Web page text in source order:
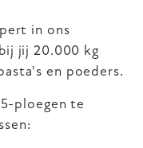
in ons
jij 20.000 kg
en poeders.
ploegen te